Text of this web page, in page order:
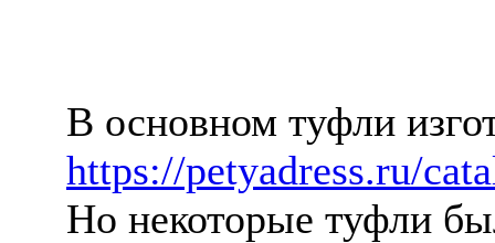
В основном туфли
https://petyadress.ru/
Но некоторые туфли